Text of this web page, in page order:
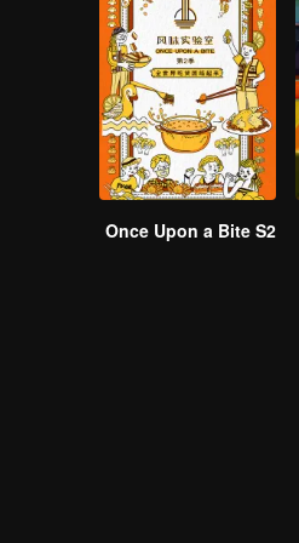
Once Upon a Bite S2